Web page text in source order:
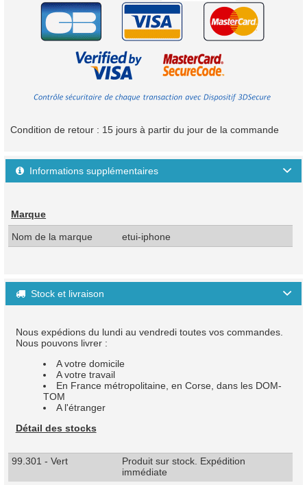
Condition de retour : 15 jours à partir du jour de la commande
 Informations supplémentaires
Marque
Nom de la marque etui-iphone
 Stock et livraison
Nous expédions du lundi au vendredi toutes vos commandes.
Nous pouvons livrer :
A votre domicile
A votre travail
En France métropolitaine, en Corse, dans les DOM-
TOM
A l'étranger
Détail des stocks
99.301 - Vert
Produit sur stock. Expédition
immédiate